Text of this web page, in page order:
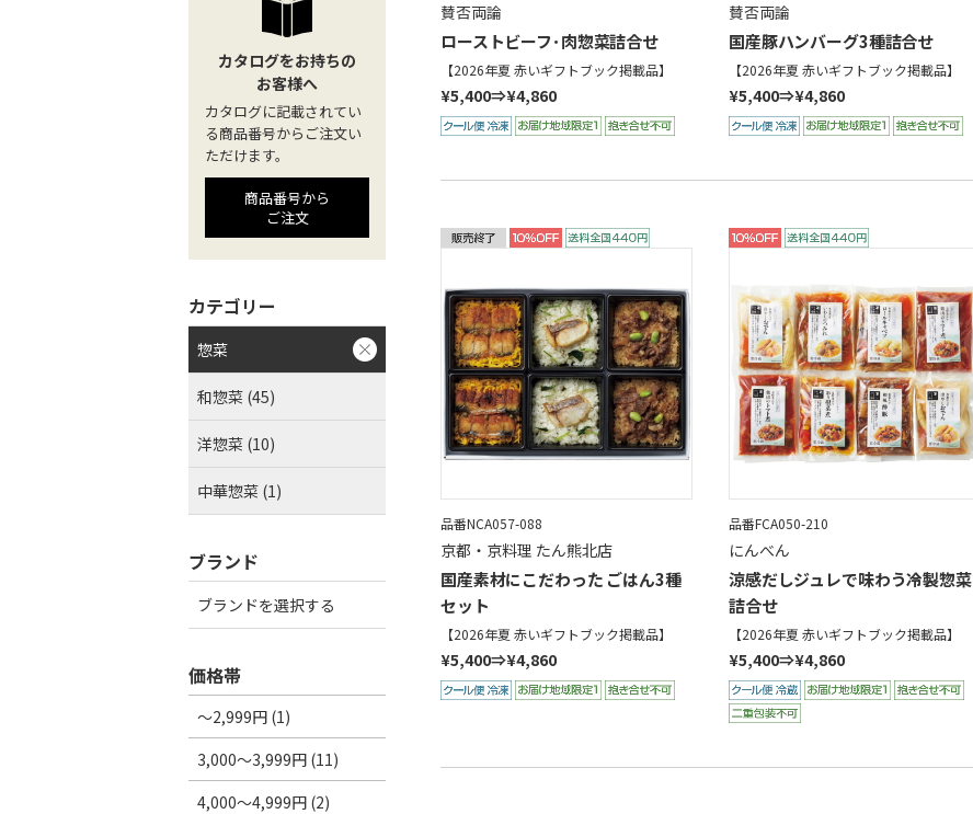
賛否両論
ローストビーフ･肉惣菜詰合せ
【2026年夏 赤いギフトブック掲載品】
¥5,400⇒¥4,860
賛否両論
国産豚ハンバーグ3種詰合せ
【2026年夏 赤いギフトブック掲載品】
¥5,400⇒¥4,860
品番NCA057-088
京都・京料理 たん熊北店
国産素材にこだわった ごはん3種
セット
【2026年夏 赤いギフトブック掲載品】
¥5,400⇒¥4,860
品番FCA050-210
にんべん
涼感だしジュレで味わう冷製惣菜
詰合せ
【2026年夏 赤いギフトブック掲載品】
¥5,400⇒¥4,860
カタログをお持ちの
お客様へ
カタログに記載されてい
る商品番号からご注文い
ただけます。
商品番号から
ご注文
カテゴリー
惣菜
和惣菜 (45)
洋惣菜 (10)
中華惣菜 (1)
ブランド
ブランドを選択する
価格帯
～2,999円 (1)
3,000～3,999円 (11)
4,000～4,999円 (2)